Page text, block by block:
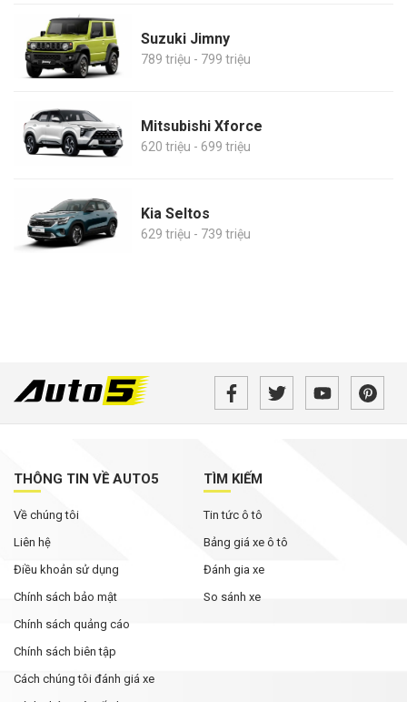
Suzuki Jimny
789 triệu - 799 triệu
Mitsubishi Xforce
620 triệu - 699 triệu
Kia Seltos
629 triệu - 739 triệu
THÔNG TIN VỀ AUTO5
Về chúng tôi
Liên hệ
Điều khoản sử dụng
Chính sách bảo mật
Chính sách quảng cáo
Chính sách biên tập
Cách chúng tôi đánh giá xe
TÌM KIẾM
Tin tức ô tô
Bảng giá xe ô tô
Đánh gia xe
So sánh xe